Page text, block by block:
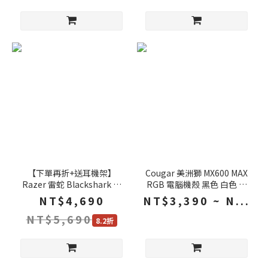
【下單再折+送耳機架】
Razer 雷蛇 Blackshark 黑
鯊 V3 無線電競耳機 黑色 白
色 三模連線 電競耳機 雷蛇耳
機 無線耳機 藍芽耳機
NT$4,690
NT$5,690 8.2折
Cougar 美洲獅 MX600 MAX
RGB 電腦機殼 黑色 白色 雙
導流坡道 背插主機板 ATX 機
殼 電腦機箱 主機殼 電腦主機
NT$3,390 ~ N...